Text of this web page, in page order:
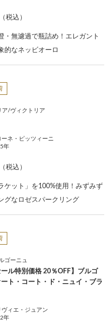
（税込）
・無濾過で瓶詰め！エレガント
的なネッビオーロ
ア/ヴィクトリア
ーネ・ピッツィーニ
年
（税込）
ケット」を100%使用！みずみず
グなロゼスパークリング
ゴーニュ
ール特別価格 20％OFF】ブルゴ
ト・コート・ド・ニュイ・ブラ
ヴィエ・ジュアン
年